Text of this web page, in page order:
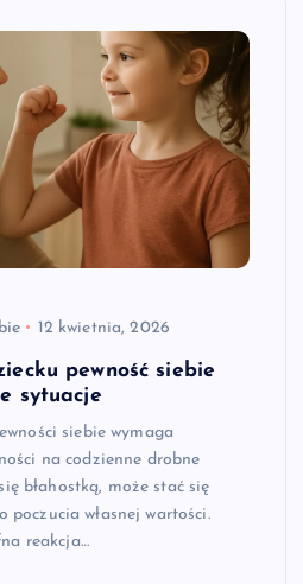
12 kwietnia, 2026
pewność siebie
sytuacje
siebie wymaga
na codzienne drobne
błahostką, może stać się
poczucia własnej wartości.
reakcja…